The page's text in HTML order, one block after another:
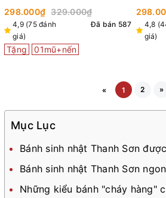
nho nhỏ xinh xinh
298.000₫ 329.000₫
4,9 (75 đánh
giá)
Đã bán 587
Tặng 01mũ+nến
phụ
4,8
giá)
« 1 2 »
Mục Lục
Bánh sinh nhật Thanh Sơn
Bánh sinh nhật Thanh Sơn
Những kiểu bánh "cháy hàng"